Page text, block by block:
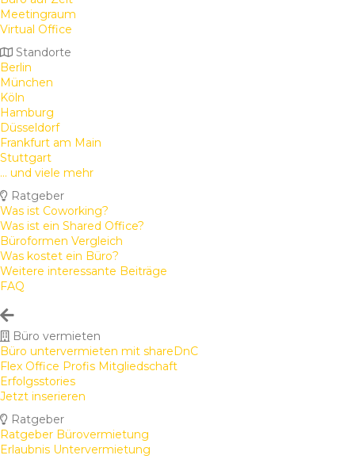
Meetingraum
Virtual Office
Standorte
Berlin
München
Köln
Hamburg
Düsseldorf
Frankfurt am Main
Stuttgart
... und viele mehr
Ratgeber
Was ist Coworking?
Was ist ein Shared Office?
Büroformen Vergleich
Was kostet ein Büro?
Weitere interessante Beiträge
FAQ
Büro vermieten
Büro untervermieten mit shareDnC
Flex Office Profis Mitgliedschaft
Erfolgsstories
Jetzt inserieren
Ratgeber
Ratgeber Bürovermietung
Erlaubnis Untervermietung